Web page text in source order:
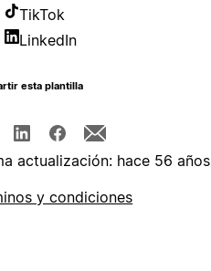
TikTok
LinkedIn
esta plantilla
actualización: hace 56 años
y condiciones